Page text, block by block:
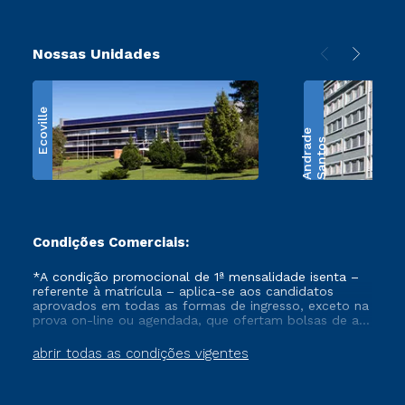
Nossas Unidades
Ecoville
S
a
n
t
o
s
A
n
d
r
a
d
e
Condições Comerciais:
abrir todas as condições vigentes
*A condição promocional de 1ª mensalidade isenta –
referente à matrícula – aplica-se aos candidatos
aprovados em todas as formas de ingresso, exceto na
prova on-line ou agendada, que ofertam bolsas de até
vigente, que ainda não tenham efetivado e/ou não
tenham cancelado ou trancado sua matrícula em uma